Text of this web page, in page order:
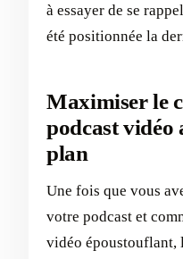
à essayer de se
été positionnée la
Maximiser le
podcast vidéo
plan
Une fois que vous
votre podcast et
vidéo époustouflant,